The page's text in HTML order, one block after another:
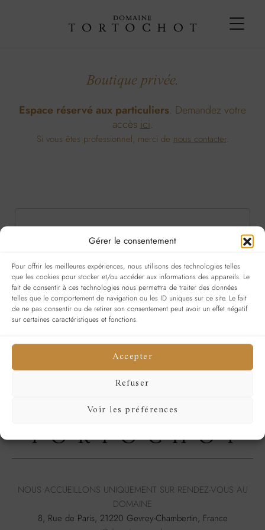
Gérer le consentement
Pour offrir les meilleures expériences, nous utilisons des technologies telles
que les cookies pour stocker et/ou accéder aux informations des appareils. Le
fait de consentir à ces technologies nous permettra de traiter des données
telles que le comportement de navigation ou les ID uniques sur ce site. Le fait
de ne pas consentir ou de retirer son consentement peut avoir un effet négatif
sur certaines caractéristiques et fonctions.
Accepter
Refuser
Voir les préférences
Boutique privée.
Espace réservé aux particuliers. Demandez votre
accès ici.
Si vous êtes professionnel, merci de nous contacter.
Obligatoire Obligatoire
Se souvenir de moi
SE CONNECTER
Mot de passe perdu ?
NOUS ACCUEILLONS UNIQUEMENT SUR RENDEZ-VOUS AU
DOMAINE
8, Rue de Paris, 21220 Gevrey-Chambertin, France